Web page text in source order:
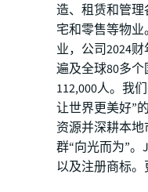
造、租赁和管
宅和零售等物
业，公司2024
遍及全球80多
112,000人。我
让世界更美好”
资源并深耕本
群“向光而为”
以及注册商标